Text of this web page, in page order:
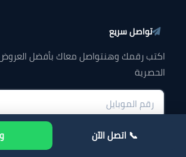
تواصل سريع
اكتب رقمك وهنتواصل معاك بأفضل العروض
الحصرية
📞 اتصل الآن